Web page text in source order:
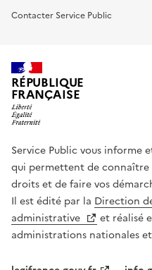
Contacter Service Public
RÉPUBLIQUE
FRANÇAISE
Service Public vous informe
qui permettent de connaître
droits et de faire vos
Il est édité par la Direction
administrative
et réalisé
administrations nationales